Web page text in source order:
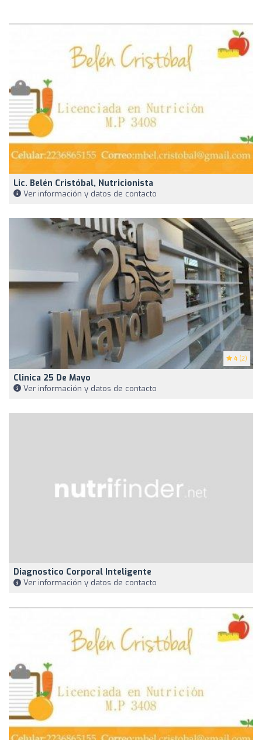
Lic. Belén Cristóbal, Nutricionista
Ver información y datos de contacto
4 (2)
Clinica 25 De Mayo
Ver información y datos de contacto
Diagnostico Corporal Inteligente
Ver información y datos de contacto